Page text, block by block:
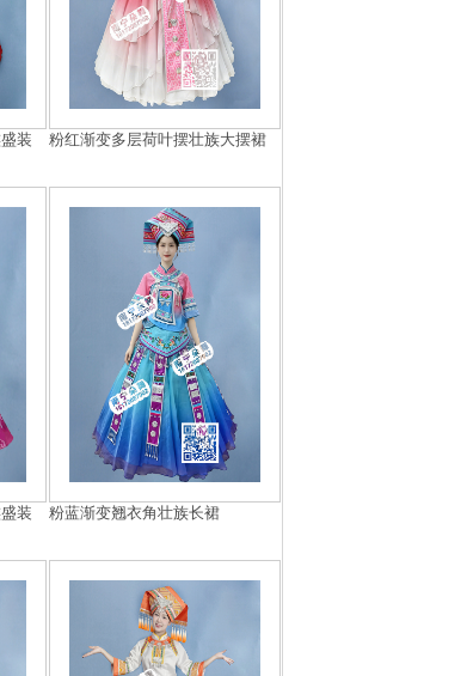
装 粉红渐变多层荷叶摆壮族大摆裙
装 粉蓝渐变翘衣角壮族长裙